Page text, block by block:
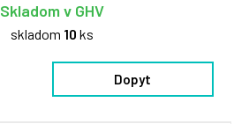
Skladom v GHV
skladom 10 ks
Dopyt